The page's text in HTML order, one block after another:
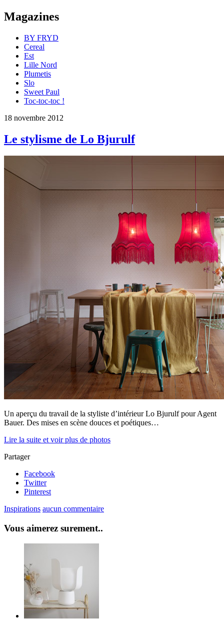
Magazines
BY FRYD
Cereal
Est
Lille Nord
Plumetis
Slo
Sweet Paul
Toc-toc-toc !
18 novembre 2012
Le stylisme de Lo Bjurulf
Un aperçu du travail de la styliste d’intérieur Lo Bjurulf pour Agent
Bauer. Des mises en scène douces et poétiques…
Lire la suite et voir plus de photos
Partager
Facebook
Twitter
Pinterest
Inspirations aucun commentaire
Vous aimerez surement..